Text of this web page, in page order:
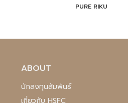
PURE RIKU
ABOUT
นักลงทุนสัมพันธ์